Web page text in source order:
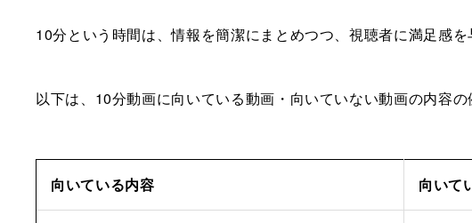
10分という時間は、情報を簡潔にまとめつつ、視聴者に満足感を
以下は、10分動画に向いている動画・向いていない動画の内容の
向いている内容 向いて